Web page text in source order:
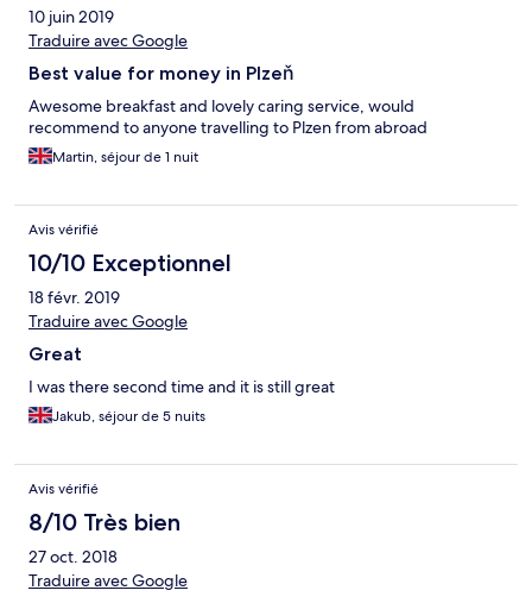
10 juin 2019
Traduire avec Google
Best value for money in Plzeň
Awesome breakfast and lovely caring service, would
recommend to anyone travelling to Plzen from abroad
Martin, séjour de 1 nuit
Avis vérifié
10/10 Exceptionnel
18 févr. 2019
Traduire avec Google
Great
I was there second time and it is still great
Jakub, séjour de 5 nuits
Avis vérifié
8/10 Très bien
27 oct. 2018
Traduire avec Google